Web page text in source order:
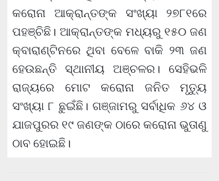
କରୋନା ଆକ୍ରାନ୍ତଙ୍କ ସଂଖ୍ୟା ୨୭୮୧ରେ
ପହଞ୍ଚିଛି। ଆକ୍ରାନ୍ତଙ୍କ ମଧ୍ୟରୁ ୧୫୦ ଜଣ
କ୍ବାରାଣ୍ଟିନରେ ଥିବା ବେଳେ ବାକି ୨୩ ଜଣ
ହେଉଛନ୍ତି ସ୍ଥାନୀୟ ଅଞ୍ଚଳର। ସେହିଭଳି
ରାଜ୍ୟରେ ମୋଟ କରୋନା ଜନିତ ମୃତ୍ୟୁ
ସଂଖ୍ୟା ୮ ଛୁଇଁଛି। ଗଞ୍ଜାମରୁ ସର୍ବାଧିକ ୬୪ ଓ
ଯାଜପୁରର ୧୯ ଜଣଙ୍କ ଠାରେ କରୋନା ଭୁତାଣୁ
ଠାବ ହୋଇଛି।